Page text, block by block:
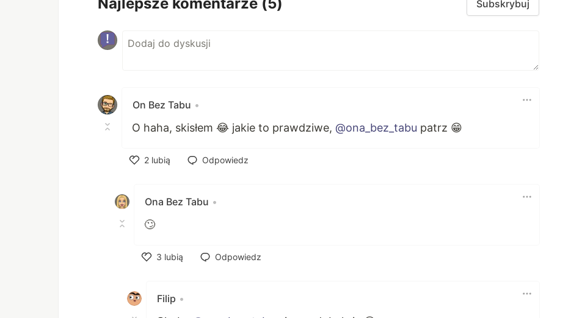
Subskrybuj
On Bez Tabu •
O haha, skisłem 😂 jakie to prawdziwe, @ona_bez_tabu patrz 😁
2 lubią
Odpowiedz
Ona Bez Tabu •
🙄
3 lubią
Odpowiedz
Filip •